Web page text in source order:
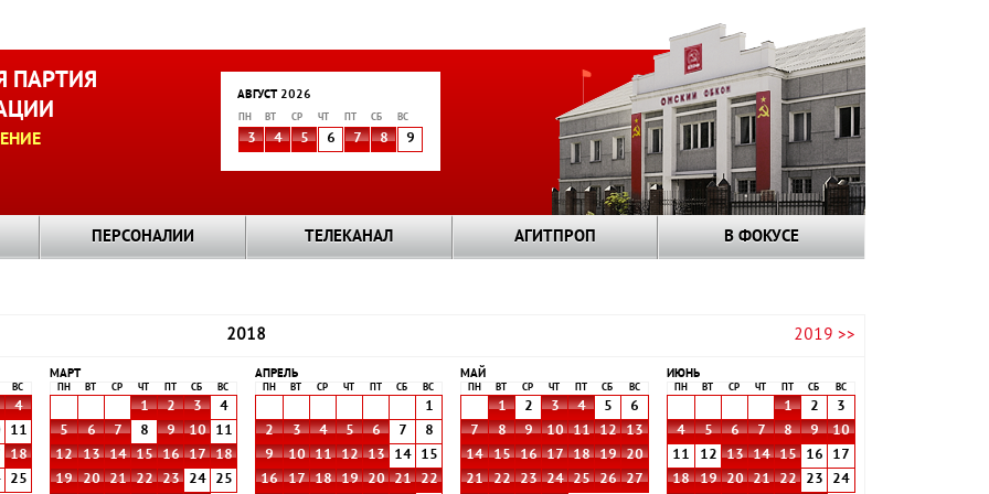
ПАРТИЯ
АВГУСТ 2026
ПН ВТ СР ЧТ СБ ВС
3 4 5 6 7 8 9
ПЕРСОНАЛИИ ТЕЛЕКАНАЛ АГИТПРОП В ФОКУСЕ
2018 2019 >>
ВС
4
11
18
25
МАРТ
ПН ВТ СР ЧТ СБ ВС
1 2 3
4
5
6 7 8 9 10
11
12
13 14 15 16 17
18
19
20 21 22 23 24
25
АПРЕЛЬ
ПН ВТ СР ЧТ СБ ВС
1
2
3 4 5 6 7
8
9
10 11 12 13 14
15
16
17 18 19 20 21
22
МАЙ
ПН ВТ СР ЧТ СБ ВС
1 2 3 4 5
6
7
8 9 10 11 12
13
14
15 16 17 18 19
20
21
22 23 24 25 26
27
ИЮНЬ
ПН ВТ СР ЧТ СБ ВС
1 2
3
4
5 6 7 8 9
10
11
12 13 14 15 16
17
18
19 20 21 22 23
24